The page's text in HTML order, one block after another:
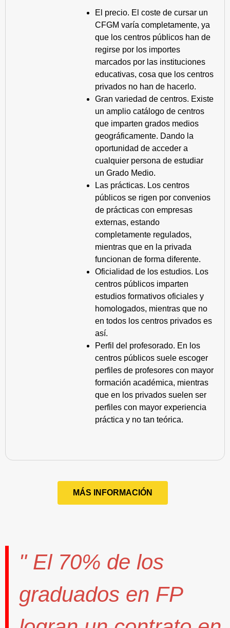
El precio. El coste de cursar un
CFGM varía completamente, ya
que los centros públicos han de
regirse por los importes
marcados por las instituciones
educativas, cosa que los centros
privados no han de hacerlo.
Gran variedad de centros. Existe
un amplio catálogo de centros
que imparten grados medios
geográficamente. Dando la
oportunidad de acceder a
cualquier persona de estudiar
un Grado Medio.
Las prácticas. Los centros
públicos se rigen por convenios
de prácticas con empresas
externas, estando
completamente regulados,
mientras que en la privada
funcionan de forma diferente.
Oficialidad de los estudios. Los
centros públicos imparten
estudios formativos oficiales y
homologados, mientras que no
en todos los centros privados es
así.
Perfil del profesorado. En los
centros públicos suele escoger
perfiles de profesores con mayor
formación académica, mientras
que en los privados suelen ser
perfiles con mayor experiencia
práctica y no tan teórica.
MÁS INFORMACIÓN
" El 70% de los
graduados en FP